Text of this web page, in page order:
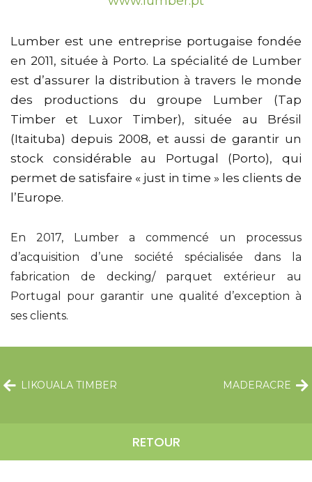
Lumber est une entreprise portugaise fondée
en 2011, située à Porto. La spécialité de Lumber
est d’assurer la distribution à travers le monde
des productions du groupe Lumber (Tap
Timber et Luxor Timber), située au Brésil
(Itaituba) depuis 2008, et aussi de garantir un
stock considérable au Portugal (Porto), qui
permet de satisfaire « just in time » les clients de
l’Europe.
En 2017, Lumber a commencé un processus
d’acquisition d’une société spécialisée dans la
fabrication de decking/ parquet extérieur au
Portugal pour garantir une qualité d’exception à
ses clients.
LIKOUALA TIMBER
RETOUR
MADERACRE